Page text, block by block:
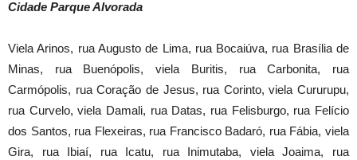
Cidade Parque Alvorada
Viela Arinos, rua Augusto de Lima, rua Bocaiúva, rua Brasília de
Minas, rua Buenópolis, viela Buritis, rua Carbonita, rua
Carmópolis, rua Coração de Jesus, rua Corinto, viela Cururupu,
rua Curvelo, viela Damali, rua Datas, rua Felisburgo, rua Felício
dos Santos, rua Flexeiras, rua Francisco Badaró, rua Fábia, viela
Gira, rua Ibiaí, rua Icatu, rua Inimutaba, viela Joaima, rua